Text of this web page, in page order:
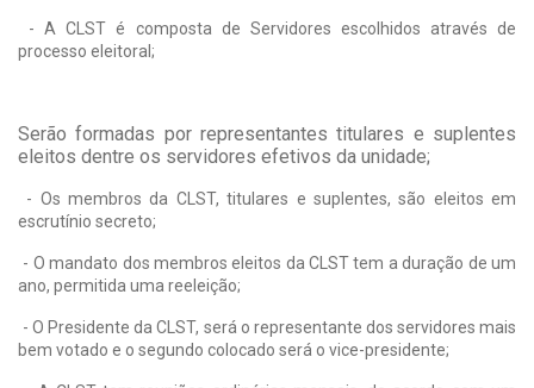
- A CLST é composta de Servidores escolhidos através de
processo eleitoral;
Serão formadas por representantes titulares e suplentes
eleitos dentre os servidores efetivos da unidade;
- Os membros da CLST, titulares e suplentes, são eleitos em
escrutínio secreto;
- O mandato dos membros eleitos da CLST tem a duração de um
ano, permitida uma reeleição;
- O Presidente da CLST, será o representante dos servidores mais
bem votado e o segundo colocado será o vice-presidente;